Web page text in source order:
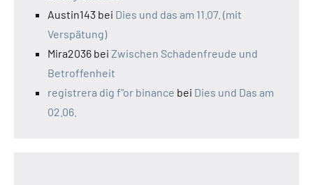
Austin143 bei Dies und das am 11.07. (mit
Verspätung)
Mira2036 bei Zwischen Schadenfreude und
Betroffenheit
registrera dig f"or binance bei Dies und Das am
02.06.